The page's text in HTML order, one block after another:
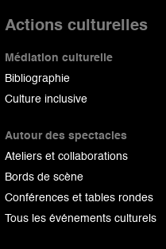
Actions culturelles
Médiation culturelle
Bibliographie
Culture inclusive
Autour des spectacles
Ateliers et collaborations
Bords de scène
Conférences et tables rondes
Tous les événements culturels